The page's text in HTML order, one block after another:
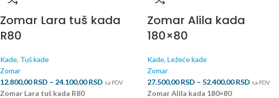
Zomar Lara tuš kada
R80
Kade, Tuš kade
Zomar
12.800,00RSD – 24.100,00RSD sa PDV
Zomar Lara tuš kada R80
Zomar Alila kada
180×80
Kade, Ležeće kade
Zomar
27.500,00RSD – 52.400,00RSD sa PDV
Zomar Alila kada 180×80